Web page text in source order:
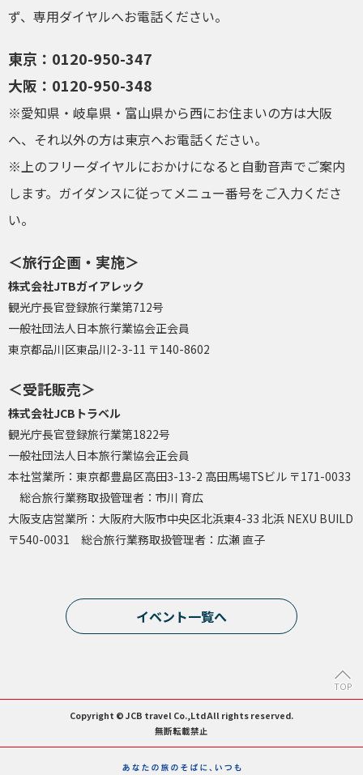
ず、専用ダイヤルへお電話ください。
東京：0120-950-347
大阪：0120-950-348
※愛知県・岐阜県・富山県から西にお住まいの方は大阪
へ、それ以外の方は東京へお電話ください。
※上のフリーダイヤルにおかけになると自動音声でご案内
します。ガイダンスに従ってメニュー番号をご入力くださ
い。
＜旅行企画・実施＞
株式会社JTBガイアレック
観光庁長官登録旅行業第712号
一般社団法人日本旅行業協会正会員
東京都品川区東品川2-3-11 〒140-8602
＜受託販売＞
株式会社JCBトラベル
観光庁長官登録旅行業第1822号
一般社団法人日本旅行業協会正会員
本社営業所：東京都豊島区高田3-13-2 高田馬場TSビル 〒171-0033
総合旅行業務取扱管理者：市川 育広
大阪支店営業所：大阪府大阪市中央区北浜東4-33 北浜 NEXU BUILD
〒540-0031 総合旅行業務取扱管理者：広瀬 直子
イベント一覧へ
TOP
Copyright © JCB travel Co.,Ltd All rights reserved.
無断転載禁止